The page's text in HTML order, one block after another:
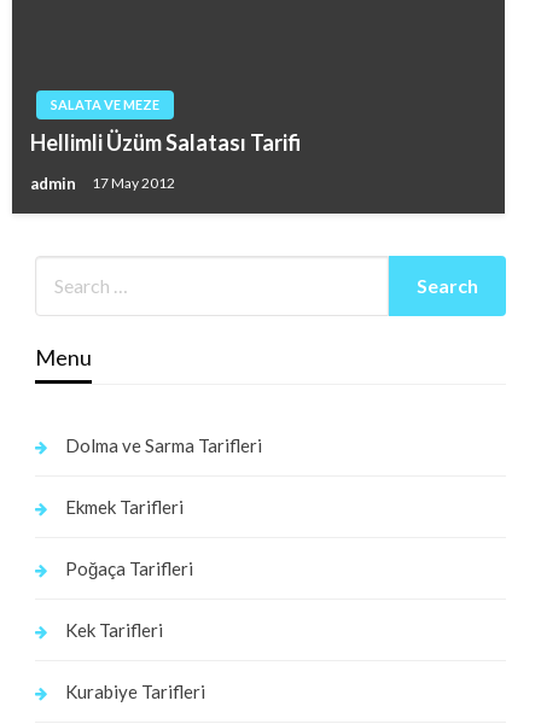
SALATA VE MEZE
Hellimli Üzüm Salatası Tarifi
admin 17 May 2012
Menu
Dolma ve Sarma Tarifleri
Ekmek Tarifleri
Poğaça Tarifleri
Kek Tarifleri
Kurabiye Tarifleri